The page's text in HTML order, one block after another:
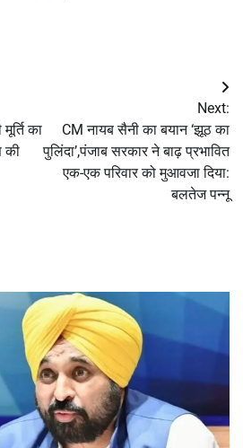
का
की
Next:
CM नायब सैनी का बयान ‘झूठ का
पुलिंदा’,पंजाब सरकार ने बाढ़ प्रभावित
एक-एक परिवार को मुआवजा दिया:
बलतेज पन्नू